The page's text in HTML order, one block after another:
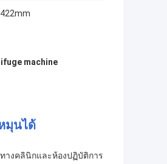
machine
มุนได้
างคลินิกและห้องปฏิบัติการ